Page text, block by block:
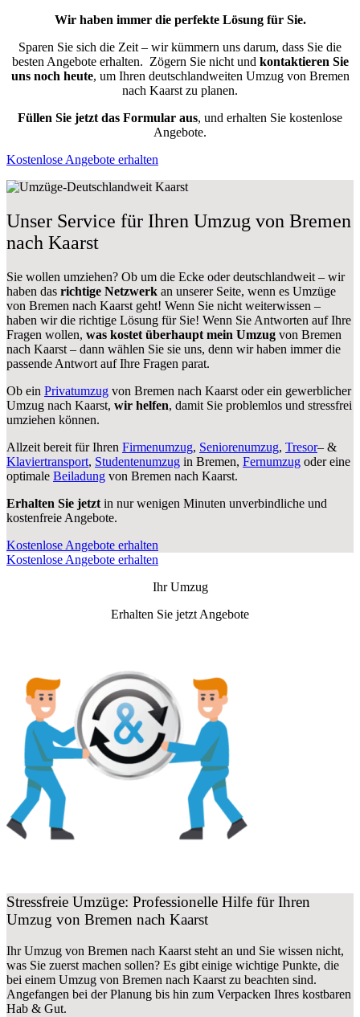
Wir haben immer die perfekte Lösung für Sie.
Sparen Sie sich die Zeit – wir kümmern uns darum, dass Sie die
besten Angebote erhalten. Zögern Sie nicht und kontaktieren Sie
uns noch heute, um Ihren deutschlandweiten Umzug von Bremen
nach Kaarst zu planen.
Füllen Sie jetzt das Formular aus, und erhalten Sie kostenlose
Angebote.
Kostenlose Angebote erhalten
Unser Service für Ihren Umzug von Bremen
nach Kaarst
Sie wollen umziehen? Ob um die Ecke oder deutschlandweit – wir
haben das richtige Netzwerk an unserer Seite, wenn es Umzüge
von Bremen nach Kaarst geht! Wenn Sie nicht weiterwissen –
haben wir die richtige Lösung für Sie! Wenn Sie Antworten auf Ihre
Fragen wollen, was kostet überhaupt mein Umzug von Bremen
nach Kaarst – dann wählen Sie sie uns, denn wir haben immer die
passende Antwort auf Ihre Fragen parat.
Ob ein Privatumzug von Bremen nach Kaarst oder ein gewerblicher
Umzug nach Kaarst, wir helfen, damit Sie problemlos und stressfrei
umziehen können.
Allzeit bereit für Ihren Firmenumzug, Seniorenumzug, Tresor– &
Klaviertransport, Studentenumzug in Bremen, Fernumzug oder eine
optimale Beiladung von Bremen nach Kaarst.
Erhalten Sie jetzt in nur wenigen Minuten unverbindliche und
kostenfreie Angebote.
Kostenlose Angebote erhalten
Kostenlose Angebote erhalten
Ihr Umzug
Erhalten Sie jetzt Angebote
Stressfreie Umzüge: Professionelle Hilfe für Ihren
Umzug von Bremen nach Kaarst
Ihr Umzug von Bremen nach Kaarst steht an und Sie wissen nicht,
was Sie zuerst machen sollen? Es gibt einige wichtige Punkte, die
bei einem Umzug von Bremen nach Kaarst zu beachten sind.
Angefangen bei der Planung bis hin zum Verpacken Ihres kostbaren
Hab & Gut.